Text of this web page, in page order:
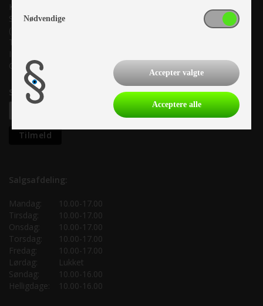
Kronjyllands Camping Center A/S
Suderholmen 10, 8960 Randers SØ
(Lige ud til Grenåvej)
Tlf. +45 87 10 98 70
Info@as-kcc.dk
CVR: 33 38 77 33
Samtykke til nyhedsbrev
Salgsafdeling:
Mandag:
10.00-17.00
Tirsdag:
10.00-17.00
Onsdag:
10.00-17.00
Torsdag:
10.00-17.00
Fredag:
10.00-17.00
Lørdag:
Lukket
Søndag:
10.00-16.00
Helligdage:
10.00-16.00
Nødvendige
Accepter valgte
Acceptere alle